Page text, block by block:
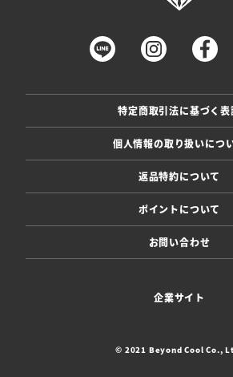
特定商取引法に基づく表
個人情報の取り扱いにつ
返品特約について
ポイントについて
お問い合わせ
企業サイト
© 2021 Beyond Cool Co.,